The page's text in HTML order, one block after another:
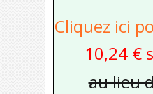
Cliquez ici
10,24 €
au lieu